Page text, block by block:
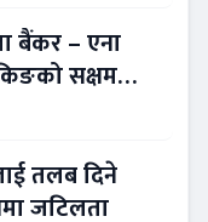
बैंकर – एना
सक्षम
तलब दिने
जटिलता